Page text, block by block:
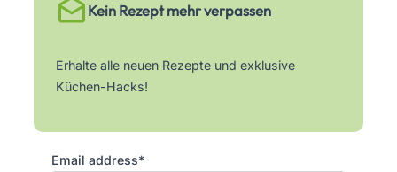
Kein Rezept mehr verpassen
Erhalte alle neuen Rezepte und exklusive
Küchen-Hacks!
Email address*